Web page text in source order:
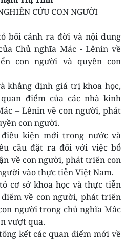
CỨU CON NGƯỜI
bối cảnh ra đời và nội dung
Chủ nghĩa Mác - Lênin về
con người và quyền con
khẳng định giá trị khoa học,
điểm của các nhà kinh
– Lênin về con người, phát
con người.
kiện mới trong nước và
cầu đặt ra đối với việc bổ
về con người, phát triển con
vào thực tiễn Việt Nam.
cơ sở khoa học và thực tiễn
về con người, phát triển
người trong chủ nghĩa Mâc
vượt qua.
kết các quan điểm mới về